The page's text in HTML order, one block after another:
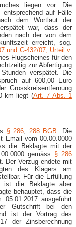
liegen vor. Die
entsprechend auf Fälle
dem Wortlaut der
war, dass der
nach der von dem
erreicht, sog.
und C-432/07, Urteil v.
Flugscheines für den
zur Abfertigung
verspätet. Die
auf 600,00 Euro
Grosskreisentfernung
km liegt (Art. 7 Abs. 1
§ 286 288 BGB . Die
Email vom 00.00.0000
die Beklagte mit der
gemäss § 286
Der Verzug endete mit
des Klägers am
Für die Erfüllung
ist die Beklagte aber
behauptet, dass die
05.01.2017 ausgeführt
Gutschrift bei den
ist der Vortrag des
der Zinsberechnung